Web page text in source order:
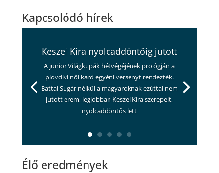
Kapcsolódó hírek
Keszei Kira nyolcaddöntőig jutott
A junior Világkupák hétvégéjének prológján a
plovdivi női kard egyéni versenyt rendezték.
Battai Sugár nélkül a magyaroknak ezúttal nem
jutott érem, legjobban Keszei Kira szerepelt,
nyolcaddöntős lett
Élő eredmények